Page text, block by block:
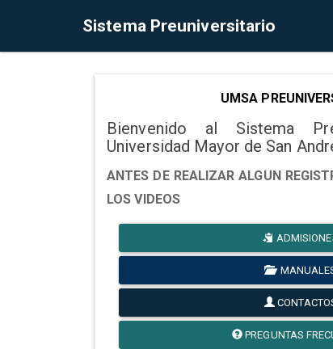
Sistema Preuniversitario
UMSA
Bienvenido al Sistema
Universidad Mayor de San
ANTES DE REALIZAR ALGUN
LOS VIDEOS
PREGUNTAS